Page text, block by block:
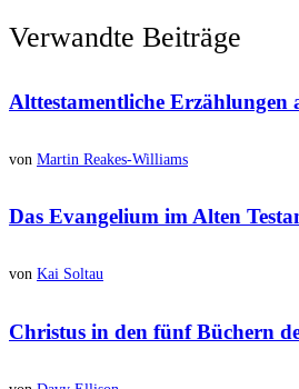
Verwandte Beiträge
Alttestamentliche Erzählungen
von Martin Reakes-Williams
Das Evangelium im Alten
von Kai Soltau
Christus in den fünf Büchern